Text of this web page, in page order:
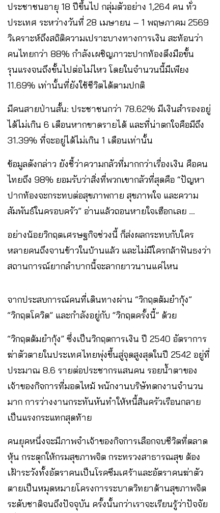
ประชาชนอายุ 18 ปีขึ้นไป กลุ่มตัวอย่าง 1,264 คน ทั่ว
ประเทศ ระหว่างวันที่ 28 เมษายน – 1 พฤษภาคม 2569
วิเคราะห์ถึงสถิติความเปราะบางทางการเงิน สะท้อนว่า
คนไทยกว่า 88% กำลังเผชิญภาวะปากท้องตึงมือขั้น
รุนแรงจนถึงขั้นไปต่อไม่ไหว โดยในจำนวนนี้มีเพียง
11.69% เท่านั้นที่ยังใช้ชีวิตได้ตามปกติ
มีคนสายป่านสั้น: ประชาชนกว่า 78.62% มีเงินสำรองอยู่
ได้ไม่เกิน 6 เดือนหากขาดรายได้ และที่น่าตกใจคือมีถึง
31.39% ที่จะอยู่ได้ไม่เกิน 1 เดือนเท่านั้น
ข้อมูลดังกล่าว ยังชี้ว่าความกลัวที่มากกว่าเรื่องเงิน คือคน
ไทยถึง 98% ยอมรับว่าสิ่งที่พวกเขากลัวที่สุดคือ “ปัญหา
ปากท้องจะกระทบต่อสุขภาพกาย สุขภาพใจ และความ
สัมพันธ์ในครอบครัว” อ่านแล้วถอนหายใจเฮือกเลย …
อย่างน้อยวิกฤตเศรษฐกิจช่วงนี้ ก็ส่งผลกระทบกับใคร
หลายคนถึงจานข้าวในบ้านแล้ว และไม่มีใครกล้าฟันธงว่า
สถานการณ์ยากลำบากนี้จะลากยาวนานแค่ไหน
จากประสบการณ์คนที่เดินทางผ่าน “วิกฤตต้มยำกุ้ง”
“วิกฤตโควิด” และกำลังอยู่กับ “วิกฤตครั้งนี้” ด้วย
“วิกฤตต้มยำกุ้ง” ซึ่งเป็นวิกฤตการเงิน ปี 2540 อัตราการ
ฆ่าตัวตายในประเทศไทยพุ่งขึ้นสู่จุดสูงสุดในปี 2542 อยู่ที่
ประมาณ 8.6 รายต่อประชากรแสนคน รอยน้ำตาของ
เจ้าของกิจการที่มอดไหม้ พนักงานบริษัทตกงานจำนวน
มาก การว่างงานกระทันหันทำให้หนี้สินครัวเรือนกลาย
เป็นแรงกระแทกสุดท้าย
คนยุคหนึ่งจะมีภาพจำเจ้าของกิจการเลือกจบชีวิตที่ตลาด
หุ้น กระตุกให้กรมสุขภาพจิต กระทรวงสาธารณสุข ต้อง
เฝ้าระวังทั้งอัตราคนเป็นโรคซึมเศร้าและอัตราคนฆ่าตัว
ตายเป็นหมุดหมายโครงการระบาดวิทยาด้านสุขภาพจิต
ระดับชาติจนถึงปัจจุบัน ครั้งนั้นกว่าเราจะเรียนรู้ว่าปัจจัย